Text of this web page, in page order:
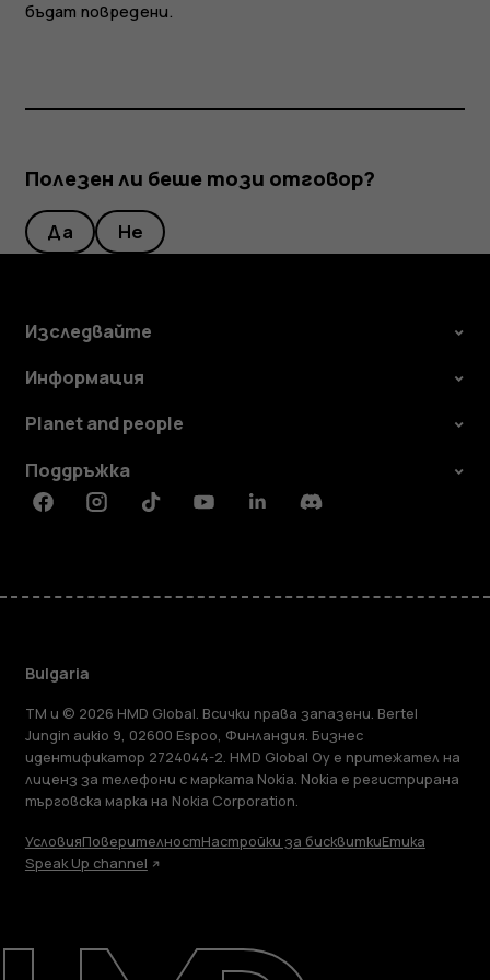
Информация
бъдат повредени.
Полезен ли беше този отговор?
Да Не
Изследвайте
Информация
Planet and people
Поддръжка
FacebookInstagramTiktokYoutubeLinkedinDiscord
Bulgaria
TM и © 2026 HMD Global. Всички права запазени. Bertel
Jungin aukio 9, 02600 Espoo, Финландия. Бизнес
идентификатор 2724044-2. HMD Global Oy е притежател на
лиценз за телефони с марката Nokia. Nokia е регистрирана
търговска марка на Nokia Corporation.
УсловияПоверителностНастройки за бисквиткиЕтика
Speak Up channel